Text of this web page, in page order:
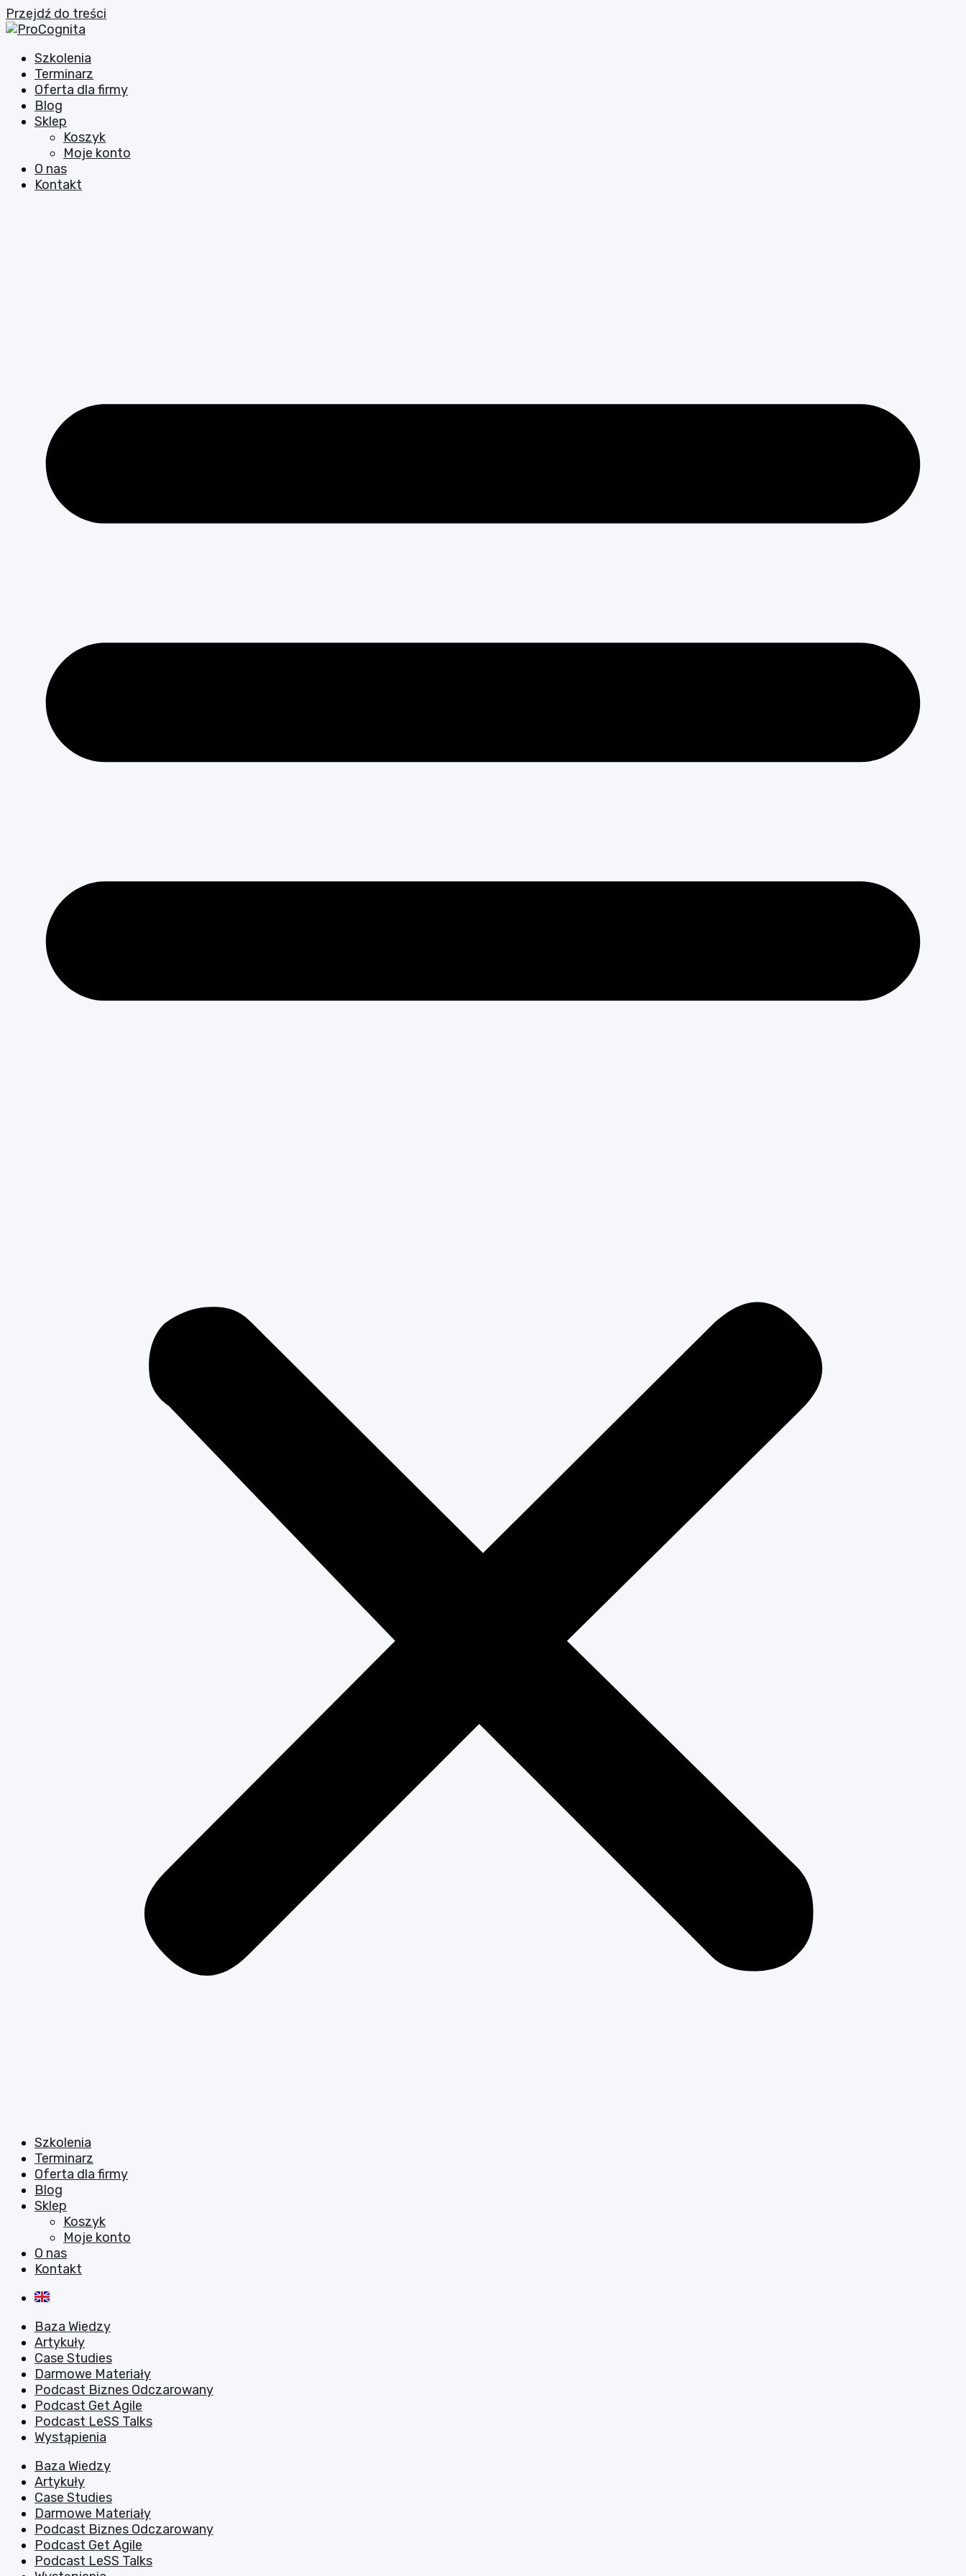
Przejdź do treści
Szkolenia
Terminarz
Oferta dla firmy
Blog
Sklep
Koszyk
Moje konto
O nas
Kontakt
Szkolenia
Terminarz
Oferta dla firmy
Blog
Sklep
Koszyk
Moje konto
O nas
Kontakt
Baza Wiedzy
Artykuły
Case Studies
Darmowe Materiały
Podcast Biznes Odczarowany
Podcast Get Agile
Podcast LeSS Talks
Wystąpienia
Baza Wiedzy
Artykuły
Case Studies
Darmowe Materiały
Podcast Biznes Odczarowany
Podcast Get Agile
Podcast LeSS Talks